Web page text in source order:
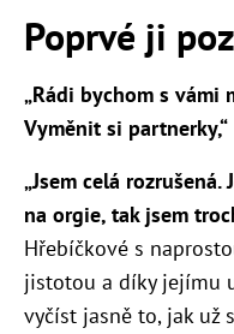
Poprvé ji
„Rádi bychom s vámi
Vyměnit si partnerky,“
„Jsem celá
na orgie, tak jsem
Hřebíčkové s
jistotou a díky jejímu
vyčíst jasně to, jak už